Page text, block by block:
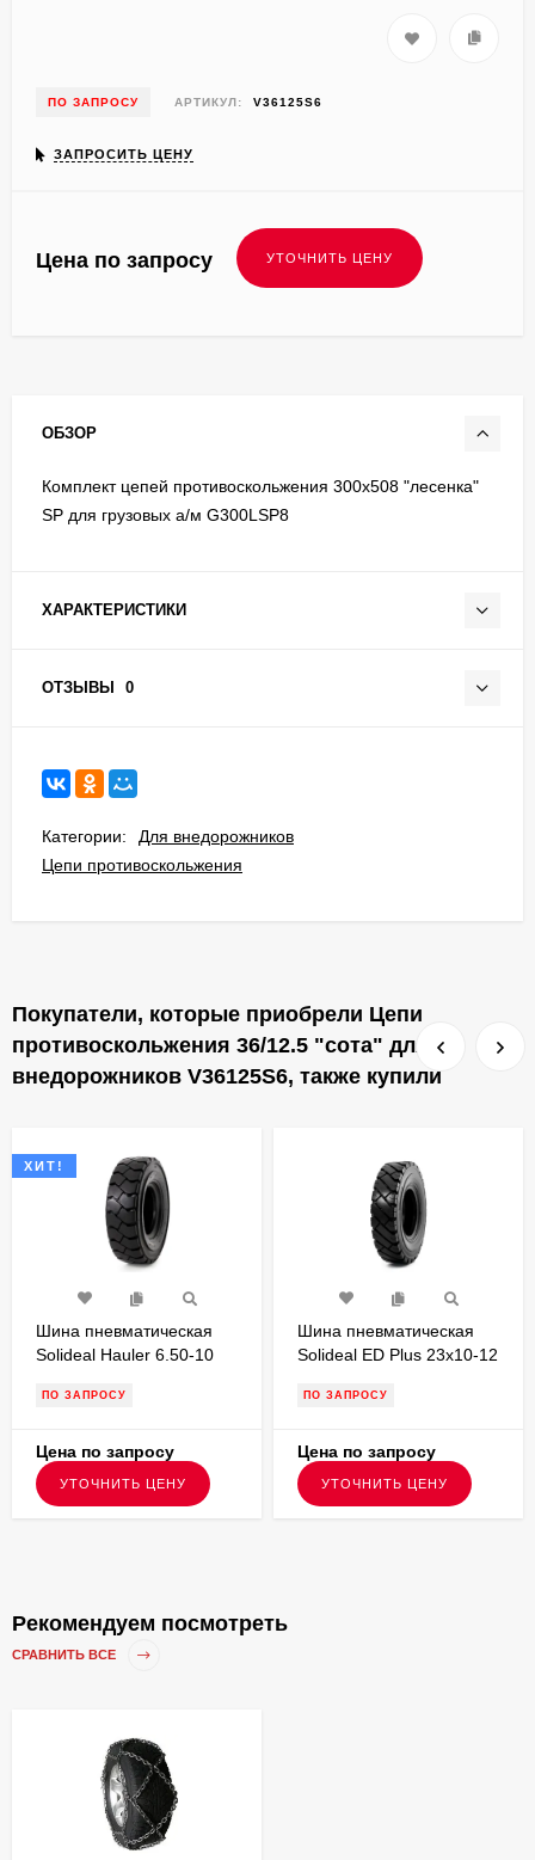
ПО ЗАПРОСУ АРТИКУЛ: V36125S6
ЗАПРОСИТЬ ЦЕНУ
Цена по запросу
ОБЗОР
Комплект цепей противоскольжения 300х508 "лесенка"
SP для грузовых а/м G300LSP8
ХАРАКТЕРИСТИКИ
ОТЗЫВЫ 0
Категории:
Для внедорожников
Цепи противоскольжения
Покупатели, которые приобрели Цепи
противоскольжения 36/12.5 "сота" для
внедорожников V36125S6, также купили
ХИТ!
Шина пневматическая
Solideal Hauler 6.50-10
вилочного погрузчика
ПО ЗАПРОСУ
Цена по запросу
УТОЧНИТЬ ЦЕНУ
Шина пневматическая
Solideal ED Plus 23x10-12
для вилочного
ПО ЗАПРОСУ
Цена по запросу
УТОЧНИТЬ ЦЕНУ
Рекомендуем посмотреть
СРАВНИТЬ ВСЕ